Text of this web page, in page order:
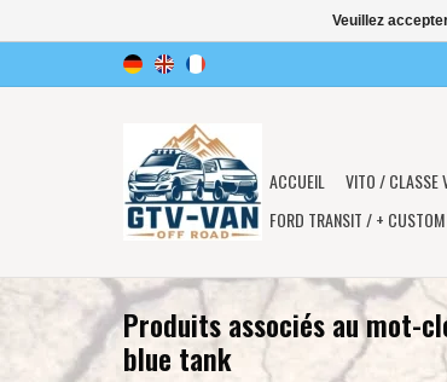
ACCUEIL VITO / CLASSE
FORD TRANSIT / + CUSTOM
Produits associés au mot-
blue tank
Veuillez